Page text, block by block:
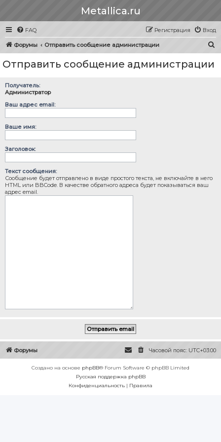
Metallica.ru
FAQ Вход
Регистрация
Форумы Отправить сообщение администрации
Отправить сообщение администрации
Получатель:
Администратор
Ваш адрес email:
Ваше имя:
Заголовок:
Текст сообщения:
Сообщение будет отправлено в виде простого текста, не включайте в него
HTML или BBCode. В качестве обратного адреса будет показываться ваш
адрес email.
Форумы Часовой пояс: UTC+03:00
Создано на основе phpBB® Forum Software © phpBB Limited
Русская поддержка phpBB
Конфиденциальность | Правила